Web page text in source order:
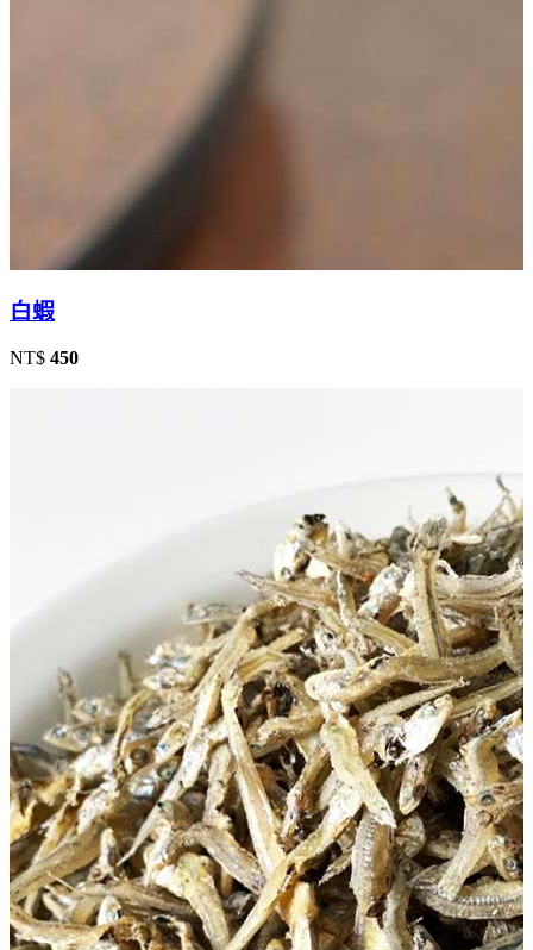
白蝦
NT$ 450